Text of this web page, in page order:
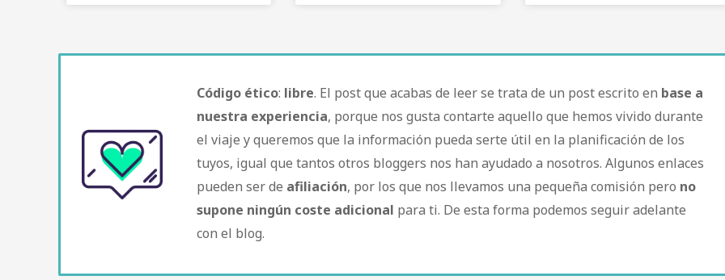
Código ético: libre. El post que acabas de leer se trata de un post escrito en base a
nuestra experiencia, porque nos gusta contarte aquello que hemos vivido durante
el viaje y queremos que la información pueda serte útil en la planificación de los
tuyos, igual que tantos otros bloggers nos han ayudado a nosotros. Algunos enlaces
pueden ser de afiliación, por los que nos llevamos una pequeña comisión pero no
supone ningún coste adicional para ti. De esta forma podemos seguir adelante
con el blog.​